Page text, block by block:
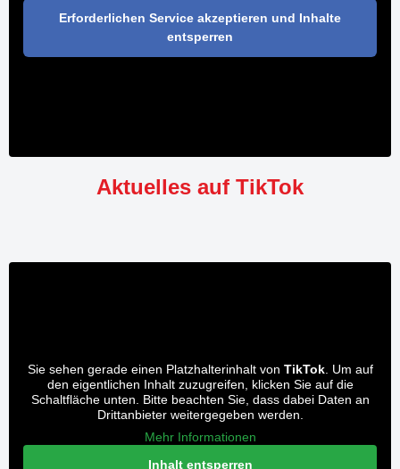
Erforderlichen Service akzeptieren und Inhalte
entsperren
Aktuelles auf TikTok
Sie sehen gerade einen Platzhalterinhalt von TikTok. Um auf
den eigentlichen Inhalt zuzugreifen, klicken Sie auf die
Schaltfläche unten. Bitte beachten Sie, dass dabei Daten an
Drittanbieter weitergegeben werden.
Mehr Informationen
Inhalt entsperren